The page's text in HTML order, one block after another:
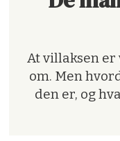
At villaksen
om. Men
den er, og